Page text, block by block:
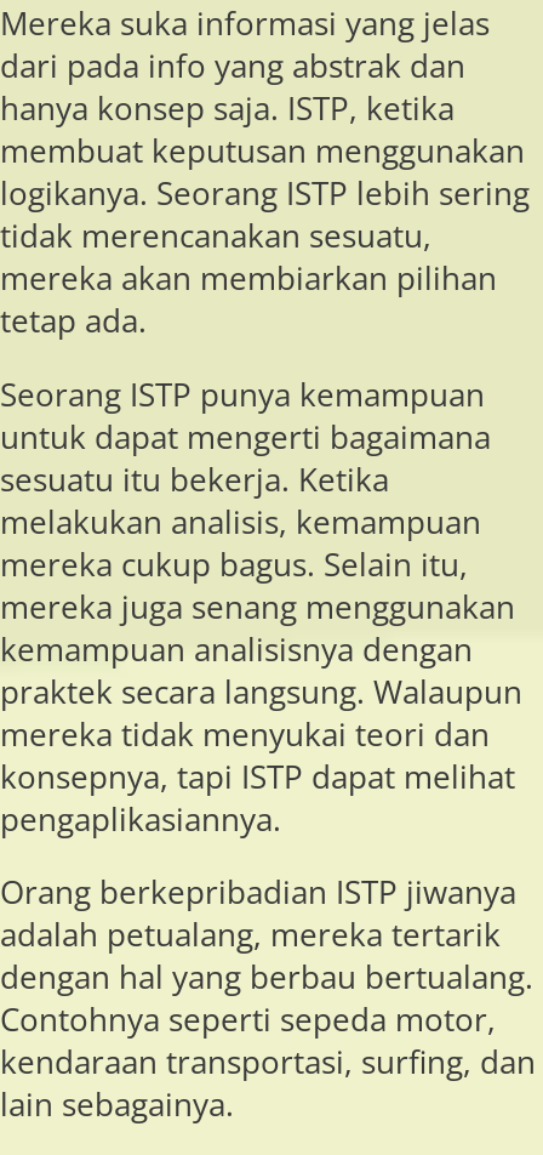
Mereka suka informasi yang jelas
dari pada info yang abstrak dan
hanya konsep saja. ISTP, ketika
membuat keputusan menggunakan
logikanya. Seorang ISTP lebih sering
tidak merencanakan sesuatu,
mereka akan membiarkan pilihan
tetap ada.
Seorang ISTP punya kemampuan
untuk dapat mengerti bagaimana
sesuatu itu bekerja. Ketika
melakukan analisis, kemampuan
mereka cukup bagus. Selain itu,
mereka juga senang menggunakan
kemampuan analisisnya dengan
praktek secara langsung. Walaupun
mereka tidak menyukai teori dan
konsepnya, tapi ISTP dapat melihat
pengaplikasiannya.
Orang berkepribadian ISTP jiwanya
adalah petualang, mereka tertarik
dengan hal yang berbau bertualang.
Contohnya seperti sepeda motor,
kendaraan transportasi, surfing, dan
lain sebagainya.